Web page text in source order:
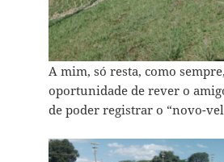
A mim, só resta, como
oportunidade de rever o
de poder registrar o “novo-